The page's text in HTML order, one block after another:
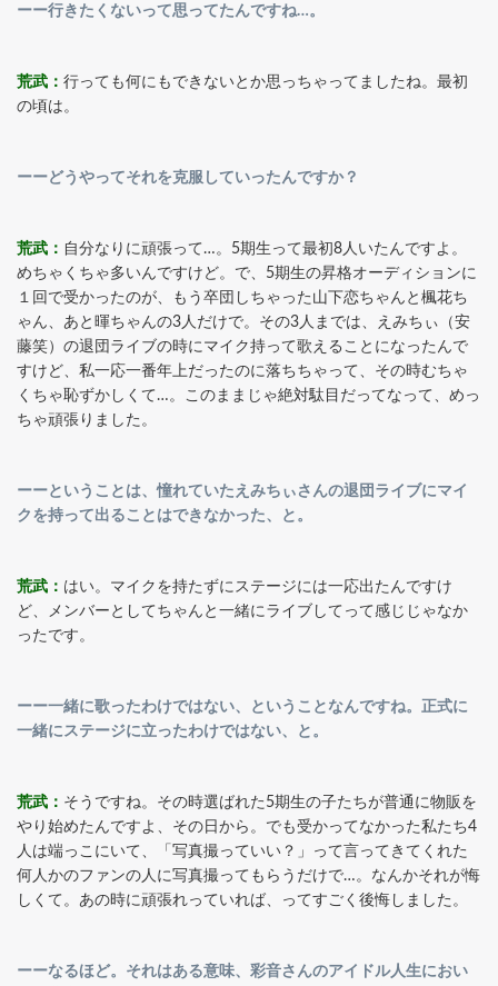
ーー行きたくないって思ってたんですね…。
荒武： 行っても何にもできないとか思っちゃってましたね。最初
の頃は。
ーーどうやってそれを克服していったんですか？
荒武： 自分なりに頑張って…。5期生って最初8人いたんですよ。
めちゃくちゃ多いんですけど。で、5期生の昇格オーディションに
１回で受かったのが、もう卒団しちゃった山下恋ちゃんと楓花ち
ゃん、あと暉ちゃんの3人だけで。その3人までは、えみちぃ（安
藤笑）の退団ライブの時にマイク持って歌えることになったんで
すけど、私一応一番年上だったのに落ちちゃって、その時むちゃ
くちゃ恥ずかしくて…。このままじゃ絶対駄目だってなって、めっ
ちゃ頑張りました。
ーーということは、憧れていたえみちぃさんの退団ライブにマイ
クを持って出ることはできなかった、と。
荒武： はい。マイクを持たずにステージには一応出たんですけ
ど、メンバーとしてちゃんと一緒にライブしてって感じじゃなか
ったです。
ーー一緒に歌ったわけではない、ということなんですね。正式に
一緒にステージに立ったわけではない、と。
荒武： そうですね。その時選ばれた5期生の子たちが普通に物販を
やり始めたんですよ、その日から。でも受かってなかった私たち4
人は端っこにいて、「写真撮っていい？」って言ってきてくれた
何人かのファンの人に写真撮ってもらうだけで…。なんかそれが悔
しくて。あの時に頑張れっていれば、ってすごく後悔しました。
ーーなるほど。それはある意味、彩音さんのアイドル人生におい